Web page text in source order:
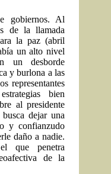
gobiernos. Al
de la llamada
la paz (abril
un alto nivel
un desborde
y burlona a las
representantes
bien
al presidente
dejar una
y confianzudo
daño a nadie.
que penetra
de la